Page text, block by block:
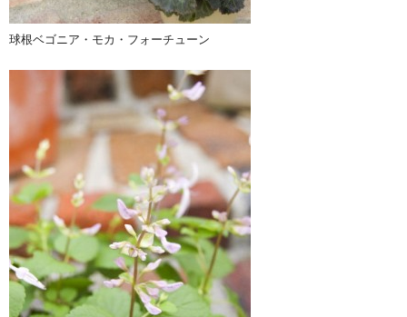
球根ベゴニア・モカ・フォーチューン